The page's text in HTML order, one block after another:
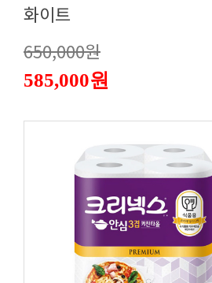
화이트
650,000원
585,000원